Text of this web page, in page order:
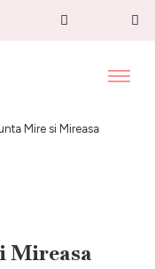
Mire si Mireasa
Mireasa